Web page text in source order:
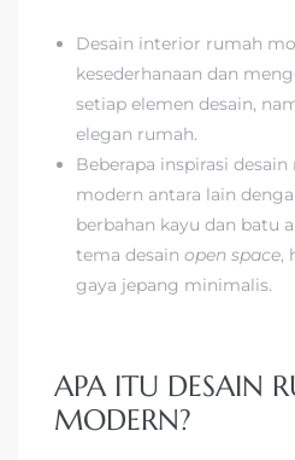
Desain interior rumah
kesederhanaan dan
setiap elemen desain,
elegan rumah.
Beberapa inspirasi
modern antara lain
berbahan kayu dan batu
tema desainopen space,
gaya jepang minimalis.
APA ITU DESAIN
MODERN?